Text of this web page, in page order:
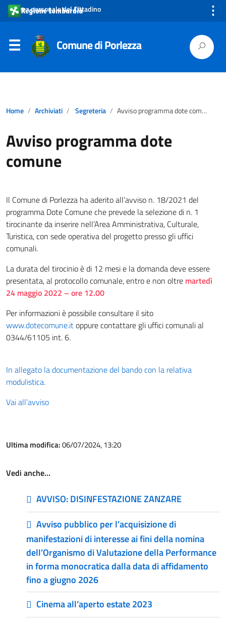
Area personale del Cittadino ⋮
Comune di Porlezza
Home Archiviati Segreteria Avviso programma dote comune
Avviso programma dote
comune
Il Comune di Porlezza ha aderito all’avviso n. 18/2021 del
programma Dote Comune che prevede la selezione di n. 1
tirocinante da inserire nell’Area Amministrativa, Culturale,
Turistica, con sede operativa del progetto presso gli uffici
comunali.
La durata del tirocinio è di 12 mesi e la domanda deve essere
presentata, al protocollo comunale, entro e non oltre martedì
24 maggio 2022 – ore 12.00
Per informazioni è possibile consultare il sito
www.dotecomune.itoppure contattare gli uffici comunali al
0344/61105 int. 6.
In allegato la documentazione del bando con la relativa
modulistica.
Vai all’avviso
Ultima modifica:06/07/2024, 13:20
Vedi anche…
AVVISO: DISINFESTAZIONE ZANZARE
Avviso pubblico per l’acquisizione di
manifestazioni di interesse ai fini della nomina
dell’Organismo di Valutazione della Performance
in forma monocratica dalla data di affidamento
fino a giugno 2026
Cinema all’aperto estate 2023